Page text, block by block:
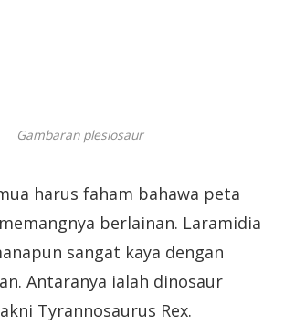
Gambaran plesiosaur
harus faham bahawa peta
berlainan. Laramidia
sangat kaya dengan
Antaranya ialah dinosaur
Tyrannosaurus Rex.